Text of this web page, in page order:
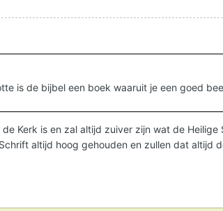
is de bijbel een boek waaruit je een goed
Kerk is en zal altijd zuiver zijn wat de
altijd hoog gehouden en zullen dat altijd